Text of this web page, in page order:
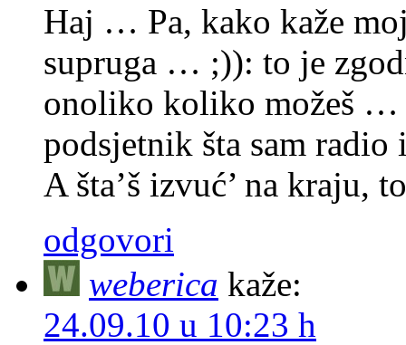
Haj … Pa, kako kaže
supruga … ;)): to je
onoliko koliko možeš …
podsjetnik šta sam
A šta’š izvuć’ na kraju,
odgovori
weberica kaže:
24.09.10 u 10:23 h